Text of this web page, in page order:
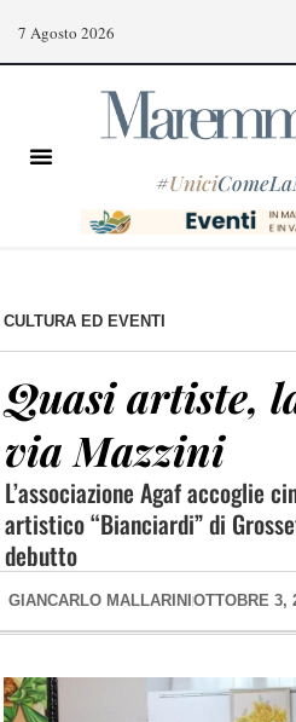
7 Agosto 2026
#Unici
CULTURA ED EVENTI
Quasi artiste,
via Mazzini
L’associazione Agaf accoglie
artistico “Bianciardi” di
debutto
GIANCARLO MALLARINI OTTOBRE 3,